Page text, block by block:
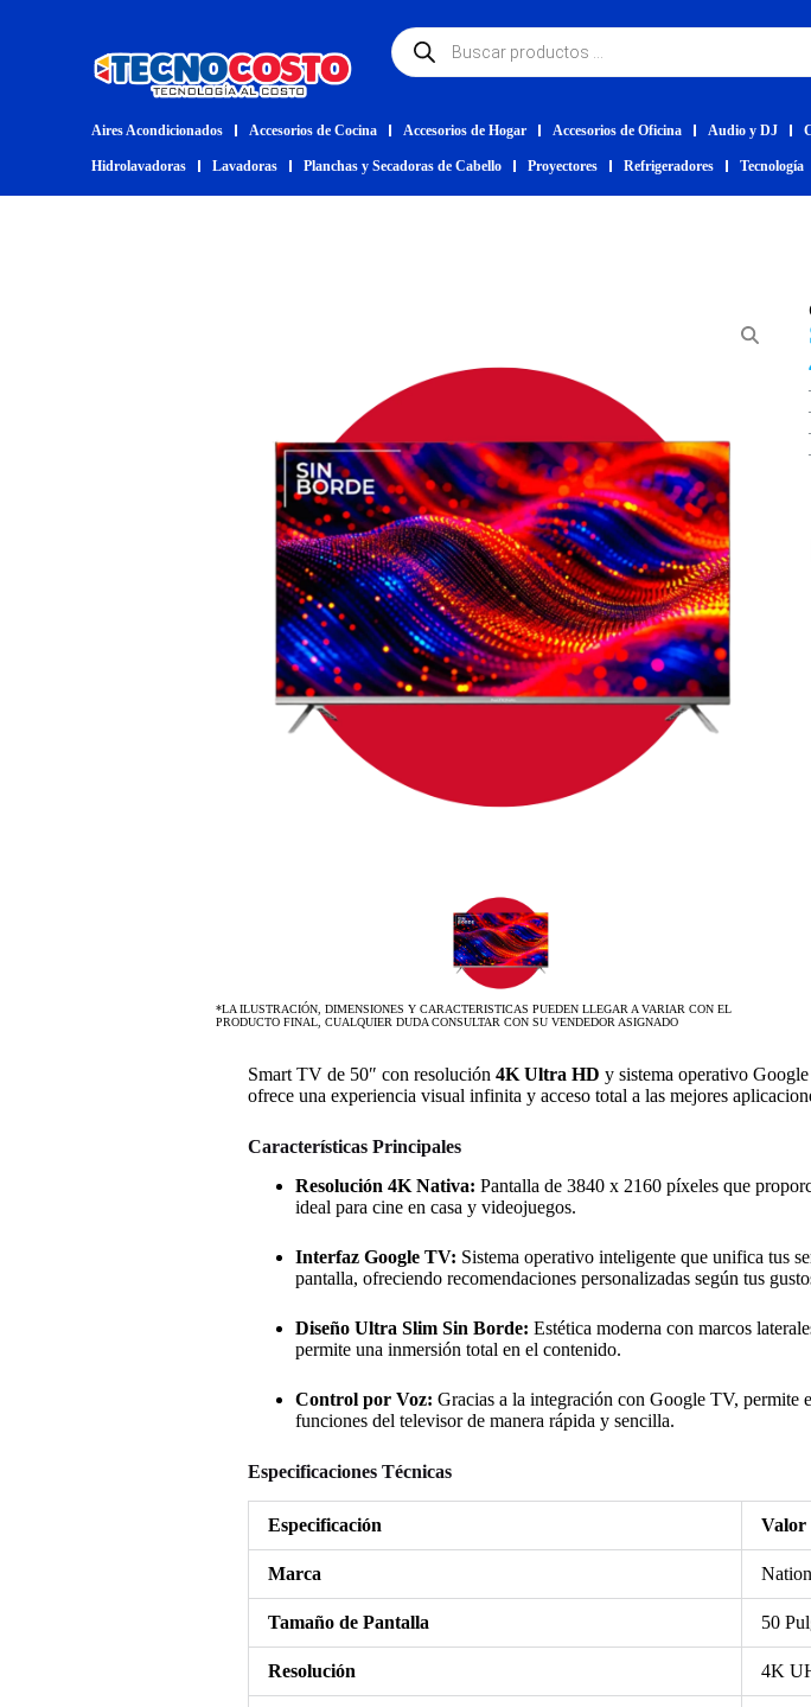
Aires Acondicionados Accesorios de Cocina Accesorios de Hogar Accesorios de Oficina Audio y DJ
Hidrolavadoras Lavadoras Planchas y Secadoras de Cabello Proyectores Refrigeradores Tecnología
*LA ILUSTRACIÓN, DIMENSIONES Y CARACTERISTICAS PUEDEN LLEGAR A VARIAR CON EL
PRODUCTO FINAL, CUALQUIER DUDA CONSULTAR CON SU VENDEDOR ASIGNADO
Smart TV de 50″ con resolución 4K Ultra HD y sistema operativo
ofrece una experiencia visual infinita y acceso total a las mejores
Características Principales
Resolución 4K Nativa: Pantalla de 3840 x 2160 píxeles que
ideal para cine en casa y videojuegos.
Interfaz Google TV: Sistema operativo inteligente que unifica tus
pantalla, ofreciendo recomendaciones personalizadas según tus
Diseño Ultra Slim Sin Borde: Estética moderna con marcos
permite una inmersión total en el contenido.
Control por Voz: Gracias a la integración con Google TV, permite
funciones del televisor de manera rápida y sencilla.
Especificaciones Técnicas
Especificación Valor
Marca
Tamaño de Pantalla 50
Resolución 4K